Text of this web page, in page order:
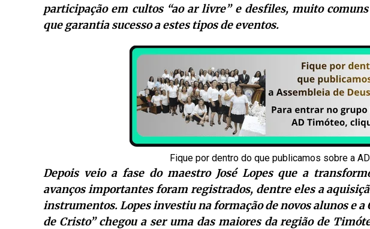
participação em cultos “ao ar livre” e desfiles, muito
que garantia sucesso a estes tipos de eventos.
Fique por dentro do que publicamos sobre a
Depois veio a fase do maestro José Lopes que a
avanços importantes foram registrados, dentre eles a
instrumentos. Lopes investiu na formação de novos alunos e
de Cristo” chegou a ser uma das maiores da região de